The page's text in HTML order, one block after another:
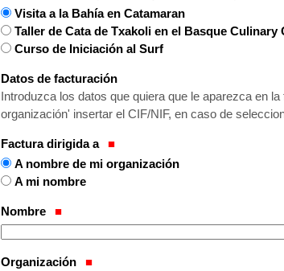
Visita a la Bahía en Catamaran
Taller de Cata de Txakoli en el Basque Culinary
Curso de Iniciación al Surf
Datos de facturación
Introduzca los datos que quiera que le aparezca en
organización' insertar el CIF/NIF, en caso de
Factura dirigida a
A nombre de mi organización
A mi nombre
Nombre
Organización